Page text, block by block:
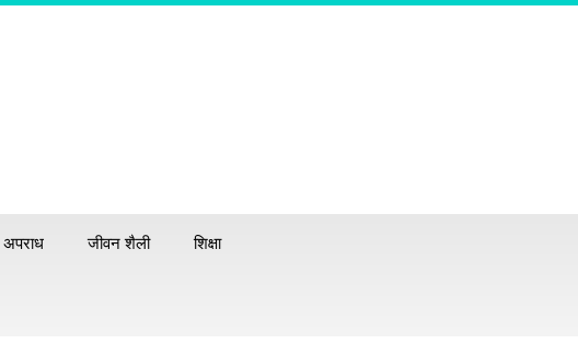
अपराध जीवन शैली शिक्षा